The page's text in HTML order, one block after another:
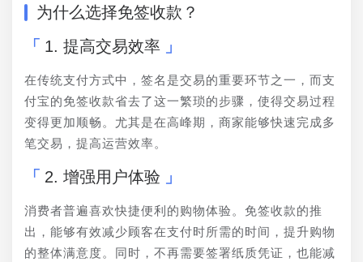
为什么选择免签收款？
1. 提高交易效率
在传统支付方式中，签名是交易的重要环节之一，而支
付宝的免签收款省去了这一繁琐的步骤，使得交易过程
变得更加顺畅。尤其是在高峰期，商家能够快速完成多
笔交易，提高运营效率。
2. 增强用户体验
消费者普遍喜欢快捷便利的购物体验。免签收款的推
出，能够有效减少顾客在支付时所需的时间，提升购物
的整体满意度。同时，不再需要签署纸质凭证，也能减